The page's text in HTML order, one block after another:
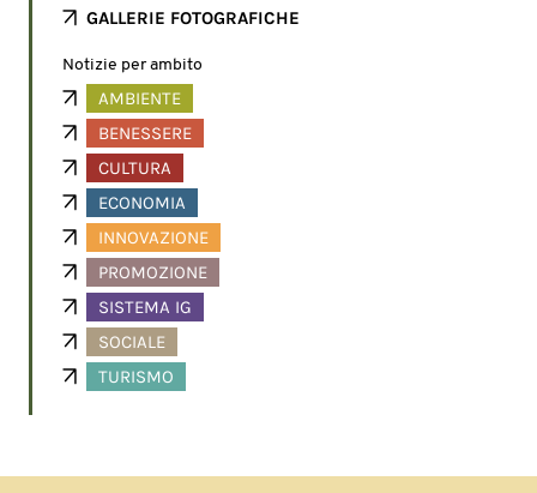
GALLERIE FOTOGRAFICHE
Notizie per ambito
AMBIENTE
BENESSERE
CULTURA
ECONOMIA
INNOVAZIONE
PROMOZIONE
SISTEMA IG
SOCIALE
TURISMO